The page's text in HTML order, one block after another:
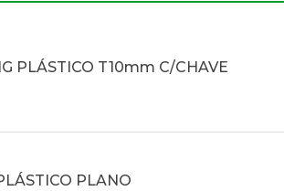
PLÁSTICO T10mm C/CHAVE
PLANO